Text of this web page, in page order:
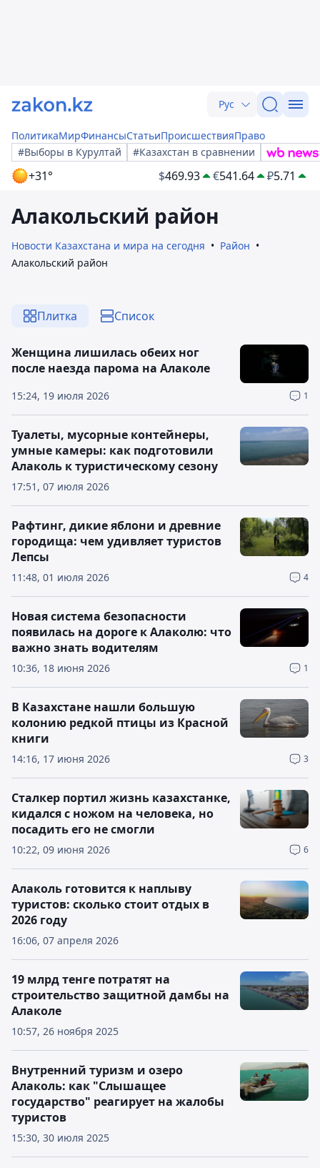
Рус
ПолитикаМирФинансыСтатьиПроисшествияПраво
#Выборы в Курултай
#Казахстан в сравнении
+31° $469.93 €541.64 ₽5.71
Алакольский район
Новости Казахстана и мира на сегодня
Район
Алакольский район
Плитка Список
15:24, 19 июля 2026 1
Женщина лишилась обеих ног
после наезда парома на Алаколе
17:51, 07 июля 2026
Туалеты, мусорные контейнеры,
умные камеры: как подготовили
Алаколь к туристическому сезону
11:48, 01 июля 2026 4
Рафтинг, дикие яблони и древние
городища: чем удивляет туристов
Лепсы
10:36, 18 июня 2026 1
Новая система безопасности
появилась на дороге к Алаколю: что
важно знать водителям
14:16, 17 июня 2026 3
В Казахстане нашли большую
колонию редкой птицы из Красной
книги
10:22, 09 июня 2026 6
Сталкер портил жизнь казахстанке,
кидался с ножом на человека, но
посадить его не смогли
16:06, 07 апреля 2026
Алаколь готовится к наплыву
туристов: сколько стоит отдых в
2026 году
10:57, 26 ноября 2025
19 млрд тенге потратят на
строительство защитной дамбы на
Алаколе
15:30, 30 июля 2025
Внутренний туризм и озеро
Алаколь: как "Слышащее
государство" реагирует на жалобы
туристов